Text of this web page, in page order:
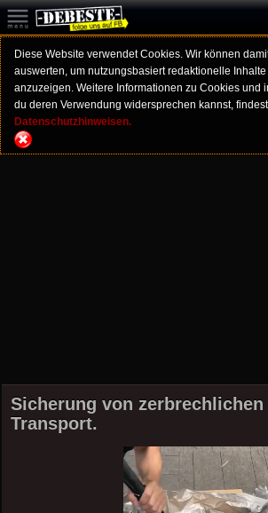
Diese Website verwendet Cookies. Wir können
auswerten, um nutzungsbasiert redaktionelle
anzuzeigen. Weitere Informationen zu Cookies und
du deren Verwendung widersprechen kannst,
Datenschutzhinweisen.
Sicherung von
Transport.